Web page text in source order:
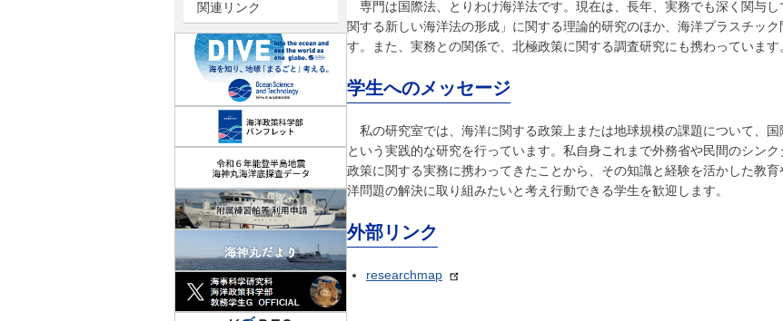
関連リンク
専門は国際法、とりわけ海洋法です。現在は、長年、実務でも深く関与
関する新しい海洋法の形成」に関する理論的研究のほか、海洋プラスチッ
す。また、実務との関係で、北極政策に関する調査研究にも携わっています
学生へのメッセージ
私の研究室では、海洋に関する政策上または地球規模の課題について、
という実践的な研究を行っています。私自身これまで外務省や民間のシン
政策に関する実務に携わってきたことから、その知識と経験を活かした教
洋問題の解決に取り組みたいと考え行動できる学生を歓迎します。
外部リンク
researchmap